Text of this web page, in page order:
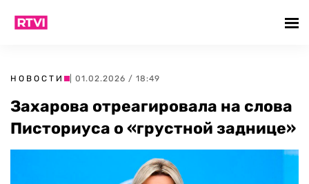
НОВОСТИ | 01.02.2026 / 18:49
Захарова отреагировала на слова
Писториуса о «грустной заднице»